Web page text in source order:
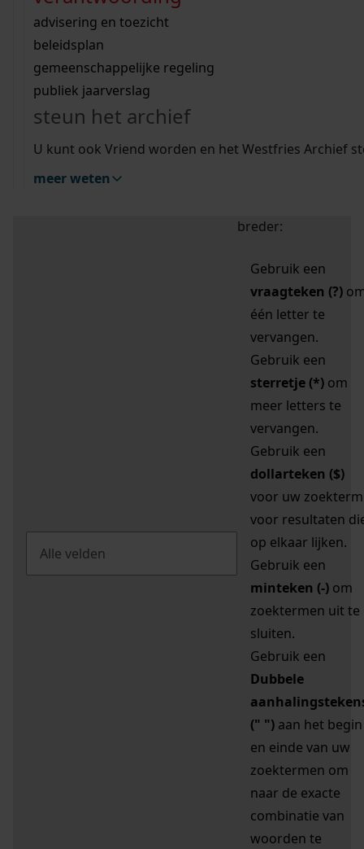
bouwvergunningen
omgevingsvergunningen
vergunningen
beeld en geluid
uitleg nodig?
Wij helpen u op weg met een aantal zoektips.
bekijk alle zoektips
Wij helpen u op weg met een aantal zoektips.
bekijk alle zoektips
bekijk ons geschiedenislokaal
advisering en toezicht
beleidsplan
gemeenschappelijke regeling
publiek jaarverslag
steun het archief
U kunt ook Vriend worden en het Westfries Archief
meer weten
zoektips
Mijn Studiezaal (inloggen)
uw zoekopdracht te
breder:
Gebruik een
vraagteken (?)
één letter te
vervangen.
Gebruik een
sterretje (*) om
meer letters te
vervangen.
Gebruik een
dollarteken ($)
voor uw zoekterm
voor resultaten
op elkaar lijken.
Gebruik een
minteken (-) om
zoektermen uit te
sluiten.
Gebruik een
Dubbele
(" ") aan het begin
en einde van uw
zoektermen om
naar de exacte
combinatie van
woorden te